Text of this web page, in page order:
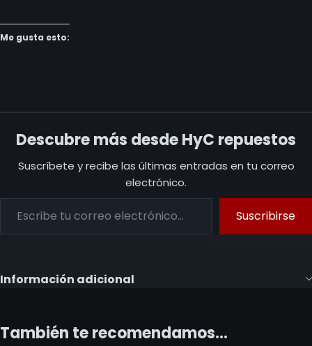
Me gusta esto:
Descubre más desde HyC repuestos
Suscríbete y recibe las últimas entradas en tu correo
electrónico.
Suscribirse
Información adicional
También te recomendamos…